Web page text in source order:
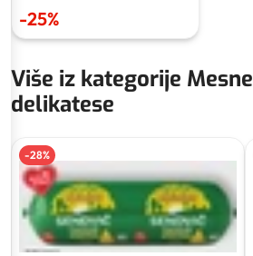
-25%
Više iz kategorije Mesne
delikatese
-28%